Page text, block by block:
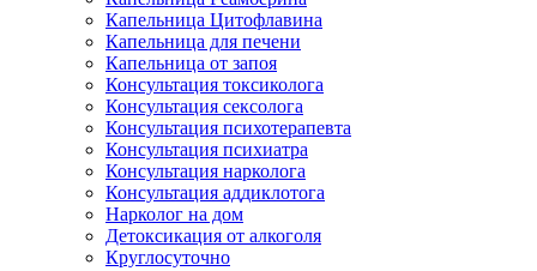
Капельница Цитофлавина
Капельница для печени
Капельница от запоя
Консультация токсиколога
Консультация сексолога
Консультация психотерапевта
Консультация психиатра
Консультация нарколога
Консультация аддиклотога
Нарколог на дом
Детоксикация от алкоголя
Круглосуточно